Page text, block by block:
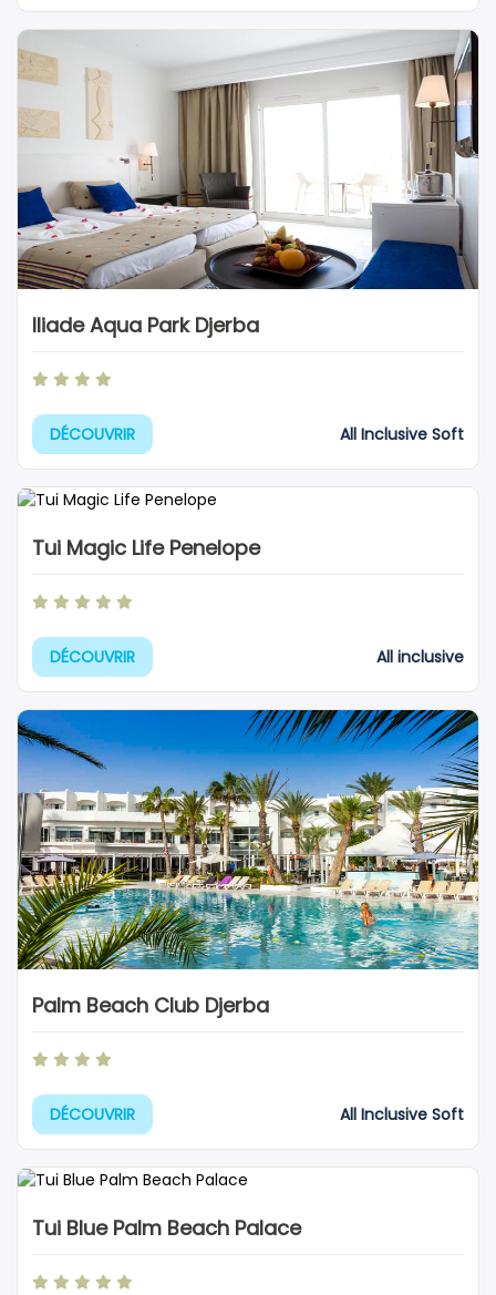
Iliade Aqua Park Djerba
DÉCOUVRIR All Inclusive Soft
Tui Magic Life Penelope
DÉCOUVRIR All inclusive
Palm Beach Club Djerba
DÉCOUVRIR All Inclusive Soft
Tui Blue Palm Beach Palace